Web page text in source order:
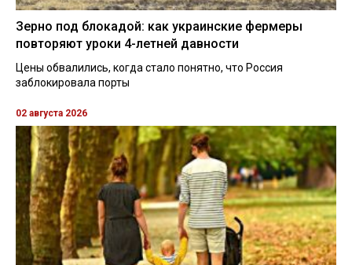
Зерно под блокадой: как украинские фермеры
повторяют уроки 4-летней давности
Цены обвалились, когда стало понятно, что Россия
заблокировала порты
02 августа 2026